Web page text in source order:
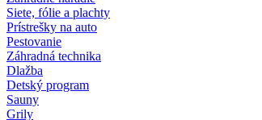
Siete, fólie a plachty
Prístrešky na auto
Pestovanie
Záhradná technika
Dlažba
Detský program
Sauny
Grily